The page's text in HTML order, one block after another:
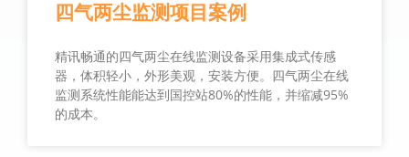
四气两尘监测项目案例
精讯畅通的四气两尘在线监测设备采用集成式传感
器，体积轻小，外形美观，安装方便。四气两尘在线
监测系统性能能达到国控站80%的性能，并缩减95%
的成本。